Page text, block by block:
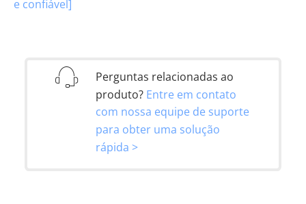
e confiável]
Perguntas relacionadas ao
produto? Entre em contato
com nossa equipe de suporte
para obter uma solução
rápida >